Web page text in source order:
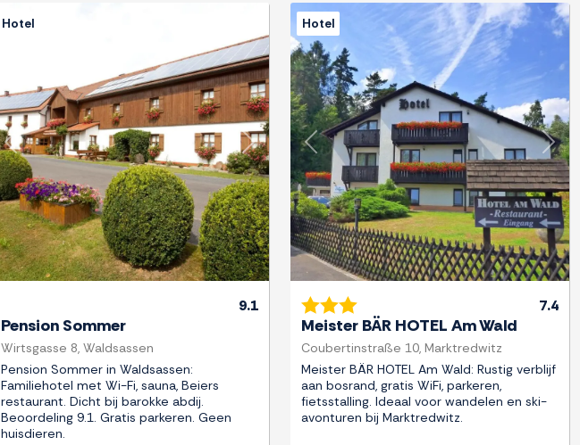
Previous Next
Hotel
9.1
Pension Sommer
Wirtsgasse 8, Waldsassen
Pension Sommer in Waldsassen:
Familiehotel met Wi-Fi, sauna, Beiers
restaurant. Dicht bij barokke abdij.
Beoordeling 9.1. Gratis parkeren. Geen
huisdieren.
Previous Next
Hotel
7.4
Meister BÄR HOTEL Am Wald
Coubertinstraße 10, Marktredwitz
Meister BÄR HOTEL Am Wald: Rustig verblijf
aan bosrand, gratis WiFi, parkeren,
fietsstalling. Ideaal voor wandelen en ski-
avonturen bij Marktredwitz.